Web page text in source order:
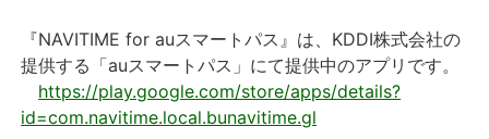
『NAVITIME for auスマートパス』は、KDDI株式会社の
提供する「auスマートパス」にて提供中のアプリです。
https://play.google.com/store/apps/details?
id=com.navitime.local.bunavitime.gl